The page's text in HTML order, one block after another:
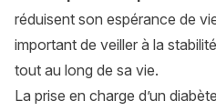
réduisent son espérance de
important de veiller à la
tout au long de sa vie.
La prise en charge d’un